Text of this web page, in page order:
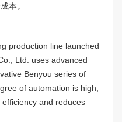
本。
production line launched
Ltd. uses advanced
Benyou series of
of automation is high,
and reduces